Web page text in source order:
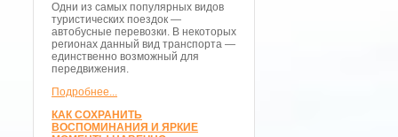
Одни из самых популярных видов
туристических поездок —
автобусные перевозки. В некоторых
регионах данный вид транспорта —
единственно возможный для
передвижения.
Подробнее...
КАК СОХРАНИТЬ
ВОСПОМИНАНИЯ И ЯРКИЕ